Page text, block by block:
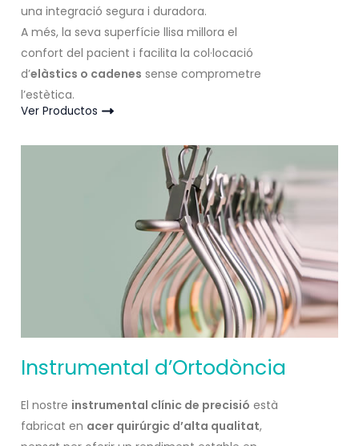
una integració segura i duradora.
A més, la seva superfície llisa millora el
confort del pacient i facilita la col·locació
d’elàstics o cadenes sense comprometre
l’estètica.
Ver Productos
Instrumental d’Ortodòncia
El nostre instrumental clínic de precisió està
fabricat en acer quirúrgic d’alta qualitat,